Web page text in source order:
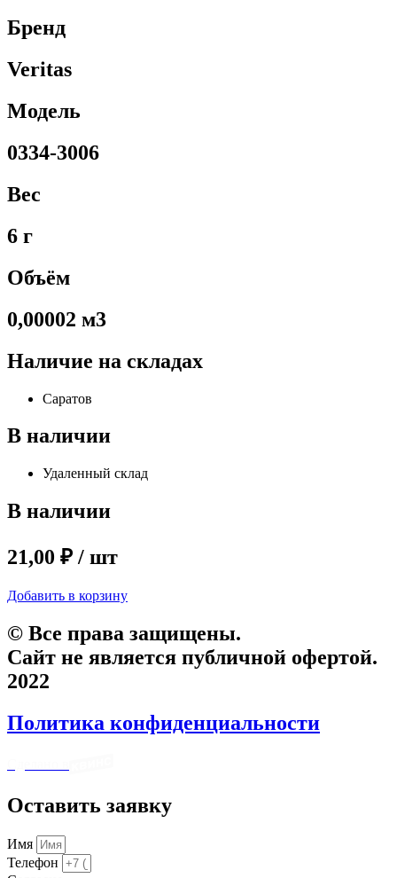
Бренд
Veritas
Модель
0334-3006
Вес
6 г
Объём
0,00002 м3
Наличие на складах
Саратов
В наличии
Удаленный склад
В наличии
21,00 ₽ / шт
Добавить в корзину
© Все права защищены.
Сайт не является публичной офертой.
2022
Политика конфиденциальности
Оставить заявку
Имя
Телефон